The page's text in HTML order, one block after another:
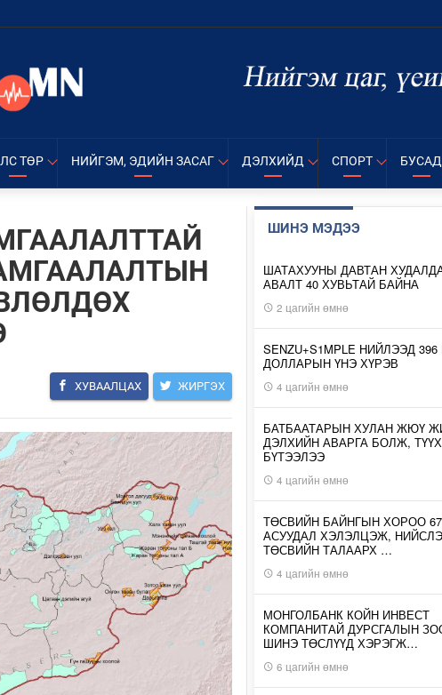
ТӨР НИЙГЭМ, ЭДИЙН ЗАСАГ ДЭЛХИЙД СПОРТ БУСАД
ХУВААЛЦАХ ЖИРГЭХ
ШИНЭ МЭДЭЭ
ШАТАХУУНЫ ДАВТАН
АВАЛТ 40 ХУВЬТАЙ БАЙНА
2 цагийн өмнө
SENZU+S1MPLE НИЙЛЭЭД
ДОЛЛАРЫН ҮНЭ ХҮРЭВ
4 цагийн өмнө
БАТБААТАРЫН ХУЛАН ЖЮҮ
ДЭЛХИЙН АВАРГА БОЛЖ, ТҮҮХ
БҮТЭЭЛЭЭ
4 цагийн өмнө
ТӨСВИЙН БАЙНГЫН ХОРОО 67
АСУУДАЛ ХЭЛЭЛЦЭЖ,
ТӨСВИЙН ТАЛААРХ …
4 цагийн өмнө
МОНГОЛБАНК КОЙН ИНВЕСТ
КОМПАНИТАЙ ДУРСГАЛЫН
ШИНЭ ТӨСЛҮҮД ХЭРЭГЖ…
6 цагийн өмнө